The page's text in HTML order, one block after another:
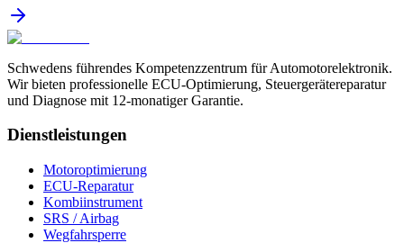
Schwedens führendes Kompetenzzentrum für Automotorelektronik.
Wir bieten professionelle ECU-Optimierung, Steuergerätereparatur
und Diagnose mit 12-monatiger Garantie.
Dienstleistungen
Motoroptimierung
ECU-Reparatur
Kombiinstrument
SRS / Airbag
Wegfahrsperre